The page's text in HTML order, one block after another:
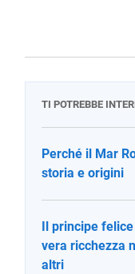
TI POTREBBE
Perché il Mar
storia e origini
Il principe
vera ricchezza
altri